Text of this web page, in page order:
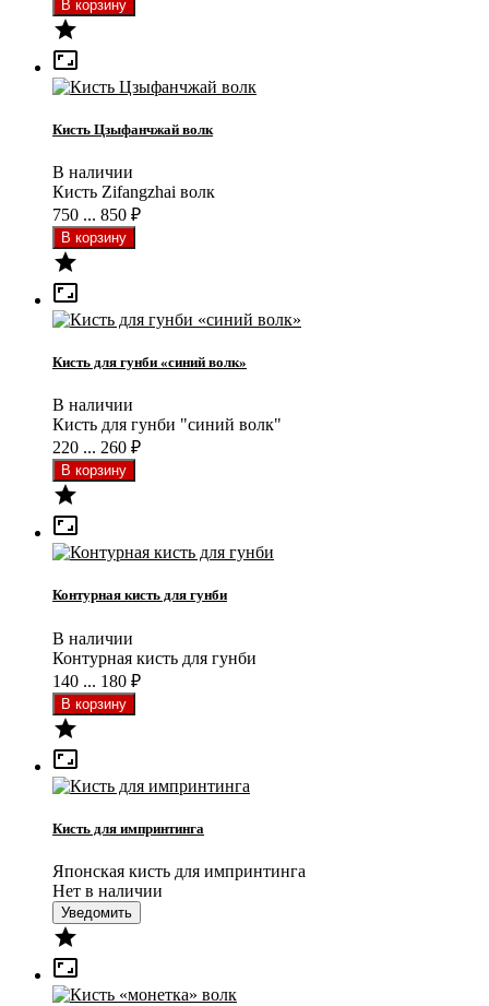


Кисть Цзыфанчжай волк
В наличии
Кисть Zifangzhai волк
750 ... 850 ₽


Кисть для гунби «синий волк»
В наличии
Кисть для гунби "синий волк"
220 ... 260 ₽


Контурная кисть для гунби
В наличии
Контурная кисть для гунби
140 ... 180 ₽


Кисть для импринтинга
Японская кисть для импринтинга
Нет в наличии
Уведомить

